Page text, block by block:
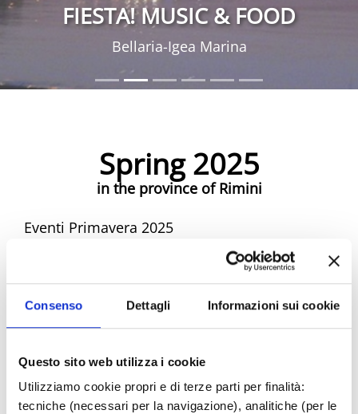
Consenso Dettagli Informazioni sui cookie
Questo sito web utilizza i cookie
Utilizziamo cookie propri e di terze parti per finalità:
tecniche (necessari per la navigazione), analitiche (per le
FIESTA! MUSIC & FOOD
Bellaria-Igea Marina
Spring 2025
in the province of Rimini
Eventi Primavera 2025
Spring Riviera Rimini Events